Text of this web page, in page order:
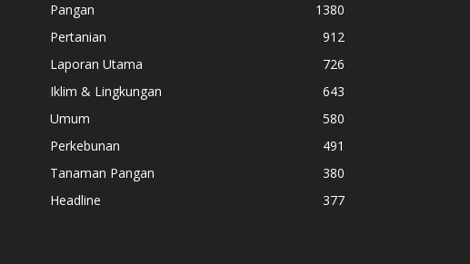
Pangan
1380
Pertanian
912
Laporan Utama
726
Iklim & Lingkungan
643
Umum
580
Perkebunan
491
Tanaman Pangan
380
Headline
377